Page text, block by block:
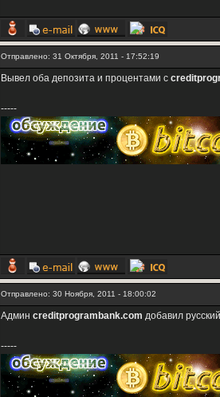
Отправлено: 31 Октября, 2011 - 17:52:19
Вывел оба депозита и процентами с
-----
Отправлено: 30 Ноября, 2011 - 18:00:02
Админ creditprogrambank.com добавил
-----